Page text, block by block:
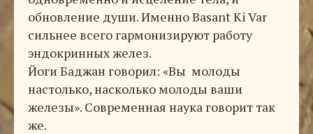
обновление души. Именно Basant Ki Var
сильнее всего гармонизируют работу
эндокринных желез.
Йоги Баджан говорил: «Вы молоды
настолько, насколько молоды ваши
железы». Современная наука говорит так
же.